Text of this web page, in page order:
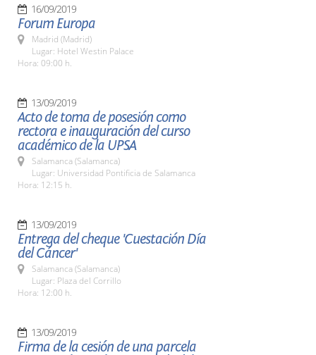
16/09/2019
Forum Europa
Madrid (Madrid)
Lugar: Hotel Westin Palace
Hora: 09:00 h.
13/09/2019
Acto de toma de posesión como
rectora e inauguración del curso
académico de la UPSA
Salamanca (Salamanca)
Lugar: Universidad Pontificia de Salamanca
Hora: 12:15 h.
13/09/2019
Entrega del cheque 'Cuestación Día
del Cáncer'
Salamanca (Salamanca)
Lugar: Plaza del Corrillo
Hora: 12:00 h.
13/09/2019
Firma de la cesión de una parcela